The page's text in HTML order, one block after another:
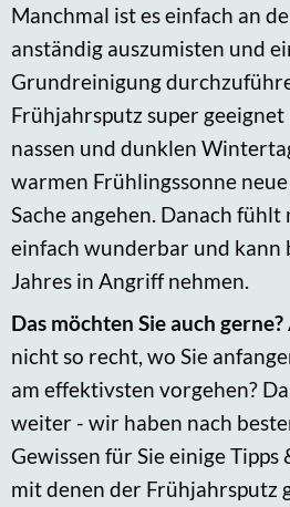
Manchmal ist es einfach an
anständig auszumisten und
Grundreinigung
Frühjahrsputz super geeignet
nassen und dunklen
warmen Frühlingssonne
Sache angehen. Danach fühlt
einfach wunderbar und kann
Jahres in Angriff nehmen.
Das möchten Sie auch gerne?
nicht so recht, wo Sie
am effektivsten vorgehen?
weiter - wir haben nach
Gewissen für Sie einige Tipps
mit denen der Frühjahrsputz